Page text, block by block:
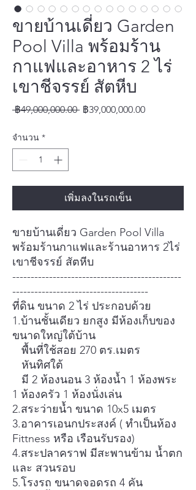
ขายบ้านเดี่ยว Garden
Pool Villa พร้อมร้าน
กาแฟและอาหาร 2 ไร่
เขาชีจรรย์ สัตหีบ
฿49,000,000.00 ราคา
฿39,000,000.00ราคา
จำนวน *
เพิ่มลงในรถเข็น
ขายบ้านเดี่ยว Garden Pool Villa
พร้อมร้านกาแฟและร้านอาหาร 2ไร่
เขาชีจรรย์ สัตหีบ
----------------------------------------------
-------------------------------------
ที่ดิน ขนาด 2 ไร่ ประกอบด้วย
1.บ้านชั้นเดียว ยกสูง มีห้องเก็บของ
ขนาดใหญ่ใต้บ้าน
พื้นที่ใช้สอย 270 ตร.เมตร
หันทิศใต้
มี 2 ห้องนอน 3 ห้องน้ำ 1 ห้องพระ
1 ห้องครัว 1 ห้องนั่งเล่น
2.สระว่ายน้ำ ขนาด 10x5 เมตร
3.อาคารเอนกประสงค์ ( ทำเป็นห้อง
Fittness หรือ เรือนรับรอง)
4.สระปลาคราฟ มีสะพานข้าม น้ำตก
และ สวนรอบ
5.โรงรถ ขนาดจอดรถ 4 คัน